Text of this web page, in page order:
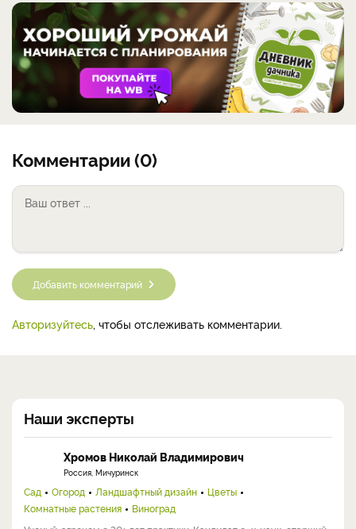
Комментарии (0)
Добавить комментарий
Авторизуйтесь, чтобы отслеживать комментарии.
Наши эксперты
Хромов Николай Владимирович
Россия, Мичуринск
Сад Огород Ландшафтный дизайн
Цветы
Комнатные растения
Виноград